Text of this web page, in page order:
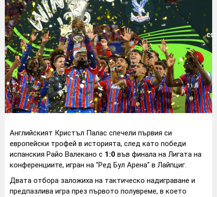
Английският Кристъл Палас спечели първия си
европейски трофей в историята, след като победи
испанския Райо Валекано с 1:0 във финала на Лигата на
конференциите, игран на "Ред Бул Арена" в Лайпциг.
Двата отбора заложиха на тактическо надиграване и
предпазлива игра през първото полувреме, в което